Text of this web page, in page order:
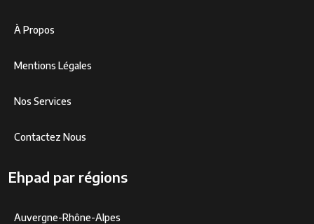
À Propos
Mentions Légales
Nos Services
Contactez Nous
Ehpad par régions
Auvergne-Rhône-Alpes